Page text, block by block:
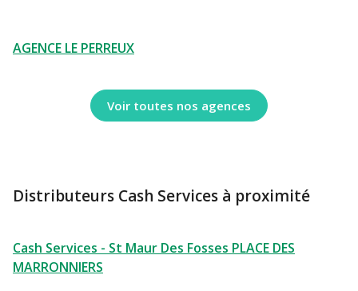
AGENCE LE PERREUX
Voir toutes nos agences
Distributeurs Cash Services à proximité
Cash Services - St Maur Des Fosses PLACE DES
MARRONNIERS